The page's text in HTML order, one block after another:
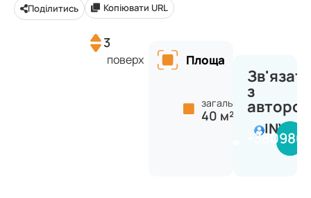
Поділитись Копіювати URL
3
поверх Площа
загальна:
40 м²
з